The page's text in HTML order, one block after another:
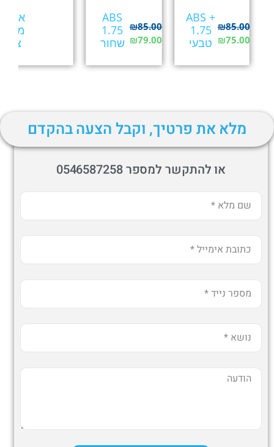
ABS +
1.75
טבעי
₪85.00
₪75.00
ABS
1.75
שחור
₪85.00
₪79.00
צבע
מלא את פרטיך, וקבל הצעה בהקדם
או להתקשר למספר 0546587258